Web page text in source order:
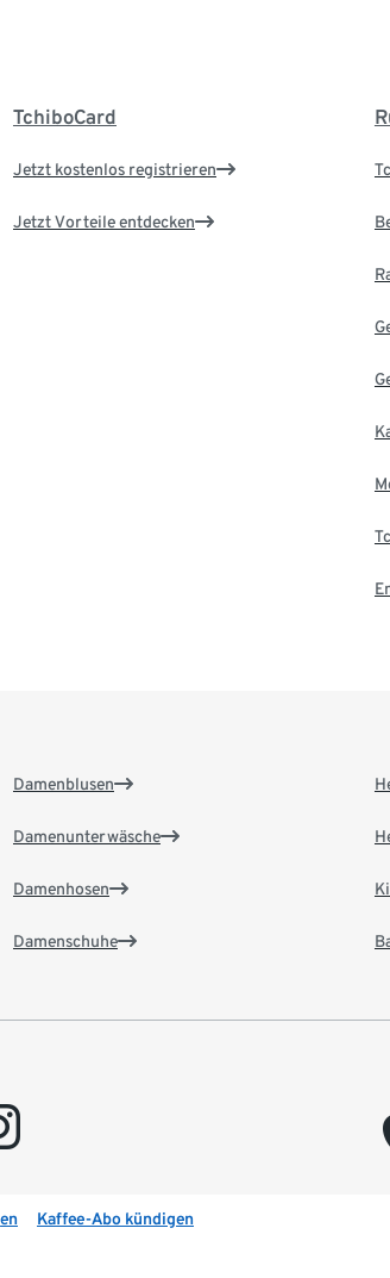
TchiboCard
Jetzt kostenlos registrieren
Jetzt Vorteile entdecken
Damenblusen
Damenunterwäsche
Damenhosen
Damenschuhe
Kaffee-Abo kündigen